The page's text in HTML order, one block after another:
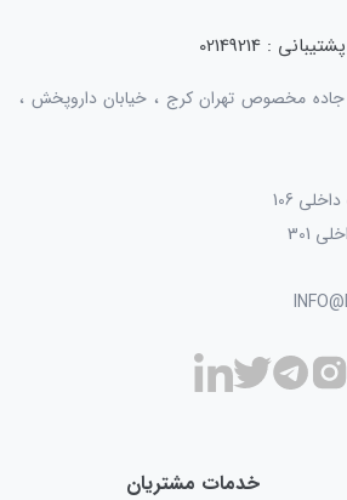
: 02149214
:تهران ، کیلومتر 17 جاده مخصوص تهران کرج ، خیابان داروپخش ،
خدمات مشتریان